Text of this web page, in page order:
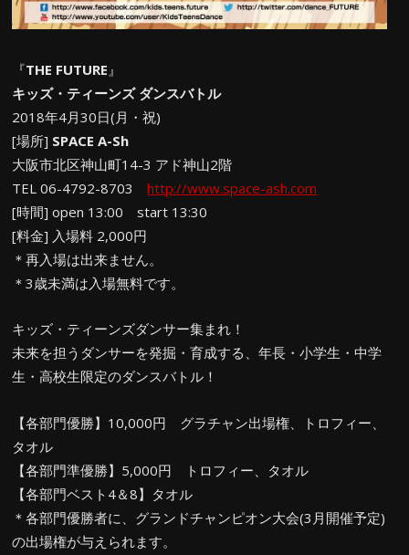
『THE FUTURE 』
キッズ・ティーンズ ダンスバトル
2018年4月30日(月・祝)
[場所] SPACE A-Sh
大阪市北区神山町14-3 アド神山2階
TEL 06-4792-8703http://www.space-ash.com
[時間] open 13:00 start 13:30
[料金] 入場料 2,000円
＊再入場は出来ません。
＊3歳未満は入場無料です。
キッズ・ティーンズダンサー集まれ！
未来を担うダンサーを発掘・育成する、年長・小学生・中学
生・高校生限定のダンスバトル！
【各部門優勝】10,000円 グラチャン出場権、トロフィー、
タオル
【各部門準優勝】5,000円 トロフィー、タオル
【各部門ベスト4＆8】タオル
＊各部門優勝者に、グランドチャンピオン大会(3月開催予定)
の出場権が与えられます。